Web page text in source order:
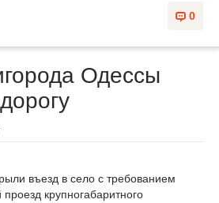
0
Одессы
въезд в село с требованием
крупногабаритного